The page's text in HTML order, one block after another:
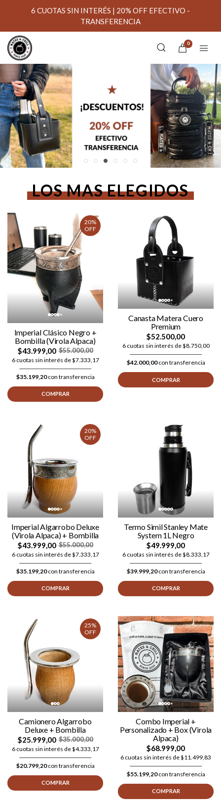
6 CUOTAS SIN INTERÉS | 20% OFF EFECTIVO -
TRANSFERENCIA
0
LOS MAS ELEGIDOS
20%
OFF
Imperial Clásico Negro +
Bombilla (Virola Alpaca)
$43.999,00 $55.000,00
6 cuotas sin interés de $7.333,17
$35.199,20con transferencia
COMPRAR
Canasta Matera Cuero
Premium
$52.500,00
6 cuotas sin interés de $8.750,00
$42.000,00con transferencia
COMPRAR
20%
OFF
Imperial Algarrobo Deluxe
(Virola Alpaca) + Bombilla
$43.999,00 $55.000,00
6 cuotas sin interés de $7.333,17
$35.199,20con transferencia
COMPRAR
Termo Simil Stanley Mate
System 1L Negro
$49.999,00
6 cuotas sin interés de $8.333,17
$39.999,20con transferencia
COMPRAR
25%
OFF
Camionero Algarrobo
Deluxe + Bombilla
$25.999,00 $35.000,00
6 cuotas sin interés de $4.333,17
$20.799,20con transferencia
COMPRAR
Combo Imperial +
Personalizado + Box (Virola
Alpaca)
$68.999,00
6 cuotas sin interés de $11.499,83
$55.199,20con transferencia
COMPRAR